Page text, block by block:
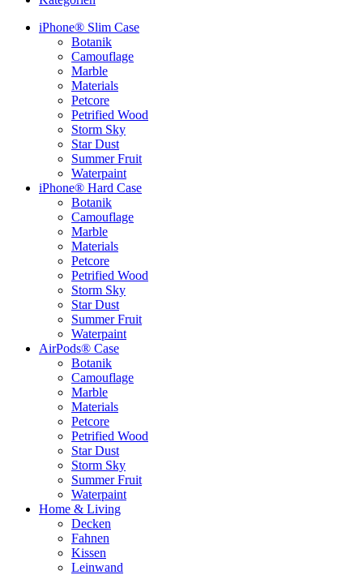
iPhone® Slim Case
Botanik
Camouflage
Marble
Materials
Petcore
Petrified Wood
Storm Sky
Star Dust
Summer Fruit
Waterpaint
iPhone® Hard Case
Botanik
Camouflage
Marble
Materials
Petcore
Petrified Wood
Storm Sky
Star Dust
Summer Fruit
Waterpaint
AirPods® Case
Botanik
Camouflage
Marble
Materials
Petcore
Petrified Wood
Star Dust
Storm Sky
Summer Fruit
Waterpaint
Home & Living
Decken
Fahnen
Kissen
Leinwand